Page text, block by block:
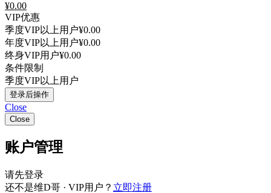
¥0.00
VIP优惠
季度VIP以上用户¥0.00
年度VIP以上用户¥0.00
终身VIP用户¥0.00
条件限制
季度VIP以上用户
登录后操作
Close
Close
账户管理
请先登录
还不是维D哥 · VIP用户？ 立即注册